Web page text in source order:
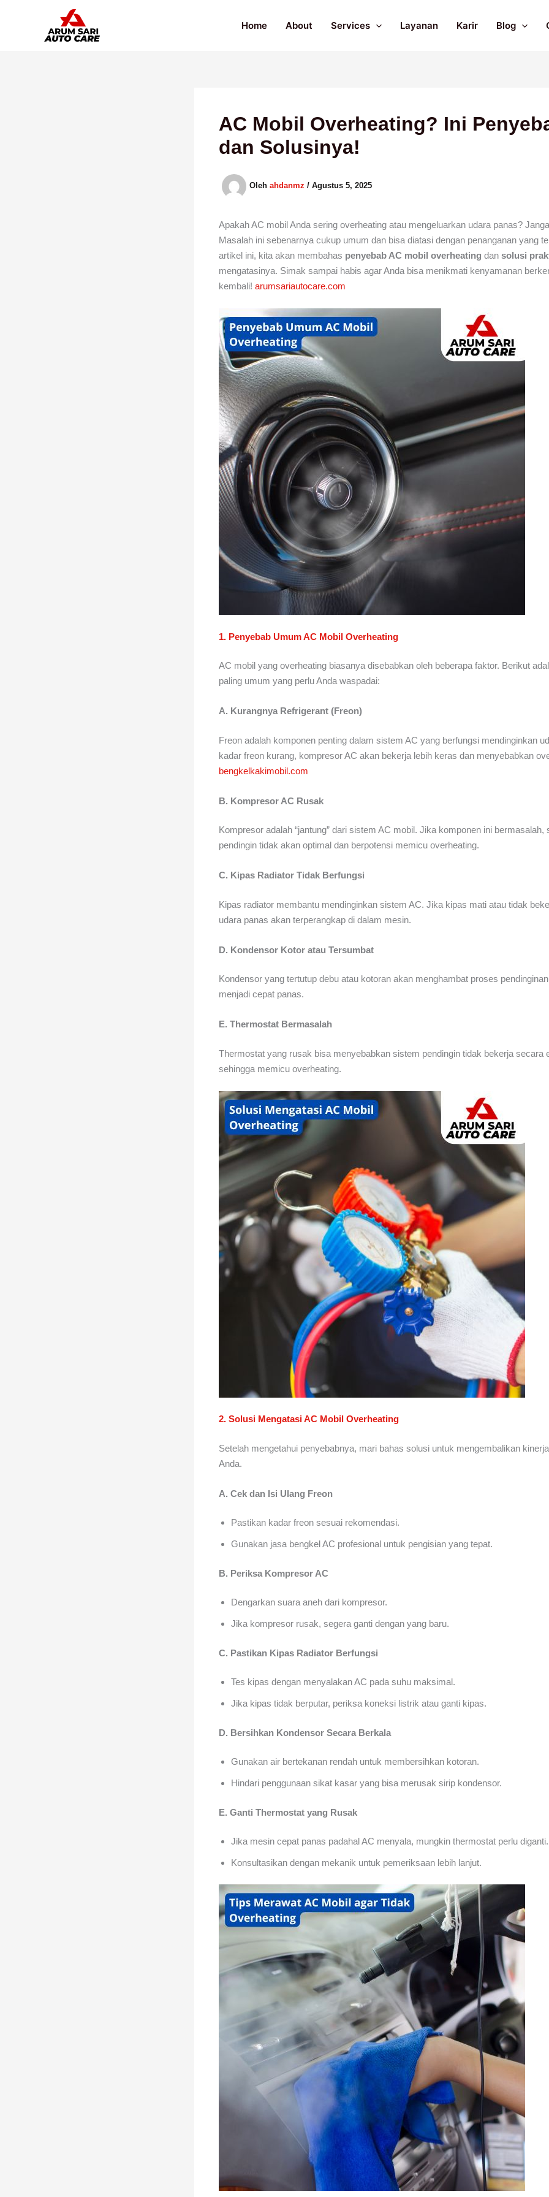
Home About Services Layanan Karir Blog
AC Mobil Overheating? Ini
dan Solusinya!
Oleh ahdanmz / Agustus 5, 2025
Apakah AC mobil Anda sering overheating atau mengeluarkan udara panas?
Masalah ini sebenarnya cukup umum dan bisa diatasi dengan penanganan yang
artikel ini, kita akan membahas penyebab AC mobil overheating dan solusi
mengatasinya. Simak sampai habis agar Anda bisa menikmati kenyamanan
kembali! arumsariautocare.com
1. Penyebab Umum AC Mobil Overheating
AC mobil yang overheating biasanya disebabkan oleh beberapa faktor. Berikut
paling umum yang perlu Anda waspadai:
A. Kurangnya Refrigerant (Freon)
Freon adalah komponen penting dalam sistem AC yang berfungsi mendinginkan
kadar freon kurang, kompresor AC akan bekerja lebih keras dan menyebabkan
bengkelkakimobil.com
B. Kompresor AC Rusak
Kompresor adalah “jantung” dari sistem AC mobil. Jika komponen ini bermasalah,
pendingin tidak akan optimal dan berpotensi memicu overheating.
C. Kipas Radiator Tidak Berfungsi
Kipas radiator membantu mendinginkan sistem AC. Jika kipas mati atau tidak
udara panas akan terperangkap di dalam mesin.
D. Kondensor Kotor atau Tersumbat
Kondensor yang tertutup debu atau kotoran akan menghambat proses
menjadi cepat panas.
E. Thermostat Bermasalah
Thermostat yang rusak bisa menyebabkan sistem pendingin tidak bekerja secara
sehingga memicu overheating.
2. Solusi Mengatasi AC Mobil Overheating
Setelah mengetahui penyebabnya, mari bahas solusi untuk mengembalikan
Anda.
A. Cek dan Isi Ulang Freon
Pastikan kadar freon sesuai rekomendasi.
Gunakan jasa bengkel AC profesional untuk pengisian yang tepat.
B. Periksa Kompresor AC
Dengarkan suara aneh dari kompresor.
Jika kompresor rusak, segera ganti dengan yang baru.
C. Pastikan Kipas Radiator Berfungsi
Tes kipas dengan menyalakan AC pada suhu maksimal.
Jika kipas tidak berputar, periksa koneksi listrik atau ganti kipas.
D. Bersihkan Kondensor Secara Berkala
Gunakan air bertekanan rendah untuk membersihkan kotoran.
Hindari penggunaan sikat kasar yang bisa merusak sirip kondensor.
E. Ganti Thermostat yang Rusak
Jika mesin cepat panas padahal AC menyala, mungkin thermostat perlu diganti.
Konsultasikan dengan mekanik untuk pemeriksaan lebih lanjut.